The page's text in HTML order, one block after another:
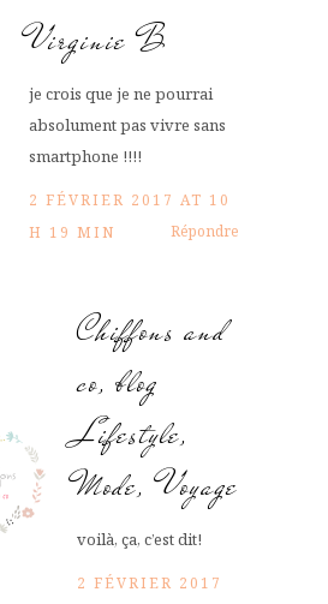
Virginie B
je crois que je ne pourrai
absolument pas vivre sans
smartphone !!!!
2 FÉVRIER 2017 AT 10
H 19 MIN
Répondre
Chiffons and
co, blog
Lifestyle,
Mode, Voyage
voilà, ça, c’est dit!
2 FÉVRIER 2017